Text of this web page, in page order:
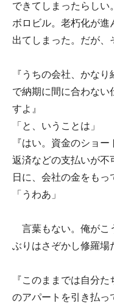
できてしまったらしい
ボロビル。老朽化が進
出てしまった。だが、
『うちの会社、かな
で納期に間に合わない
すよ』
「と、いうことは」
『はい。資金のショ
返済などの支払いが
日に、会社の金をもっ
「うわあ」
言葉もない。俺がこ
ぶりはさぞかし修羅場
『このままでは自分
のアパートを引き払っ